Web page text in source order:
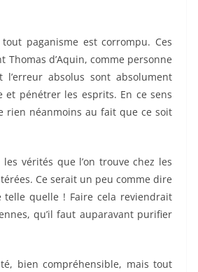
paganisme est corrompu. Ces
d’Aquin, comme personne
absolus sont absolument
pénétrer les esprits. En ce sens
rien néanmoins au fait que ce soit
vérités que l’on trouve chez les
Ce serait un peu comme dire
telle quelle ! Faire cela reviendrait
qu’il faut auparavant purifier
bien compréhensible, mais tout